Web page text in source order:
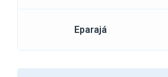
Eparajá